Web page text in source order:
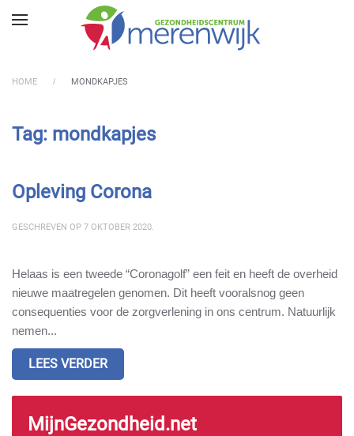
Skip to main content
HOME MONDKAPJES
Tag: mondkapjes
Opleving Corona
GESCHREVEN OP 7 OKTOBER 2020.
Helaas is een tweede “Coronagolf” een feit en heeft de overheid
nieuwe maatregelen genomen. Dit heeft vooralsnog geen
consequenties voor de zorgverlening in ons centrum. Natuurlijk
nemen...
LEES VERDER
MijnGezondheid.net